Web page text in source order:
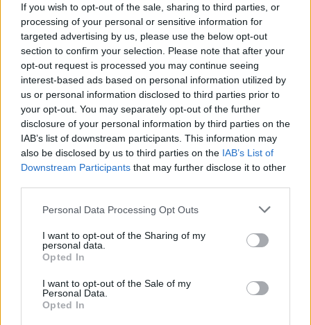
If you wish to opt-out of the sale, sharing to third parties, or
processing of your personal or sensitive information for
targeted advertising by us, please use the below opt-out
section to confirm your selection. Please note that after your
opt-out request is processed you may continue seeing
interest-based ads based on personal information utilized by
us or personal information disclosed to third parties prior to
your opt-out. You may separately opt-out of the further
disclosure of your personal information by third parties on the
IAB’s list of downstream participants. This information may
also be disclosed by us to third parties on the IAB’s List of
Downstream Participants that may further disclose it to other
Please note that this website/app uses one or more Google
not limited to your visit or usage behaviour. You may click to
grant or deny consent to Google and its third-party tags to
use your data for below specified purposes in below Google
consent section.
Personal Data Processing Opt Outs
I want to opt-out of the Sharing of my
personal data.
Opted In
I want to opt-out of the Sale of my
Personal Data.
Opted In
πλευρά μας συνεχίζουμε και δυναμώνουμε τον
αγώνα απέναντι στην πολιτική που προωθεί την
ιδιωτικοποίηση και εμπορευματοποίηση των
κοινωνικών αγαθών. Οι εκπαιδευτικοί καθημερινά
ερχόμαστε αντιμέτωποι με αυτή την πολιτική, μέσα
από την υποβάθμιση του δημόσιου σχολείου.
Απαιτούμε να αποδοθεί άμεσα δικαιοσύνη! Να
καταλογιστούν όλες οι ποινικές και πολιτικές
ευθύνες και να τιμωρηθούν όλοι οι ένοχοι. Δεν
Η ΟΛΜΕ
«Το ΔΣ της ΟΛΜΕ καλεί τους εκπαιδευτικούς της
Δευτεροβάθμιας Εκπαίδευσης σε μαζική και